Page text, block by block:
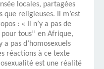
locales, partagées
religieuses. Il m’est
: « Il n’y a pas de
tous’’ en Afrique,
pas d’homosexuels
réactions à ce texte
est une réalité